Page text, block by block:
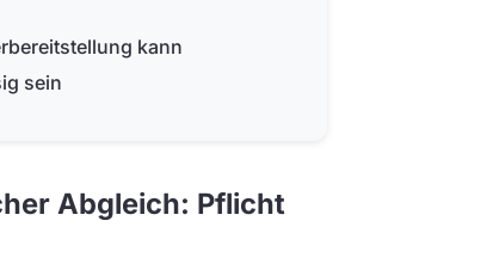
kann
sein
Abgleich: Pflicht